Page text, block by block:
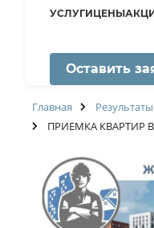
УСЛУГИЦЕНЫ
Оставить
Главная Результаты
ПРИЕМКА КВАРТИР